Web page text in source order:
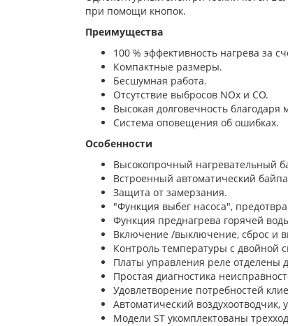
при помощи кнопок.
Преимущества
100 % эффективность нагрева за
Компактные размеры.
Бесшумная работа.
Отсутствие выбросов NOx и CO.
Высокая долговечность благодаря
Система оповещения об ошибках.
Особенности
Высокопрочный нагревательный
Встроенный автоматический
Защита от замерзания.
"Функция выбег насоса",
Функция преднагрева горячей
Включение /выключение, сброс и
Контроль температуры с двойной
Платы управления реле отделены
Простая диагностика
Удовлетворение потребностей
Автоматический
Модели ST укомплектованы